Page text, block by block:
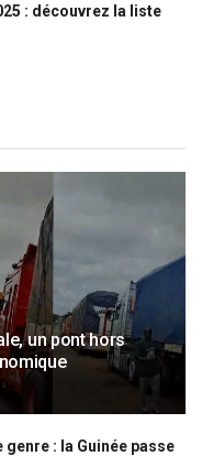
: découvrez la liste
un pont hors
: la Guinée passe